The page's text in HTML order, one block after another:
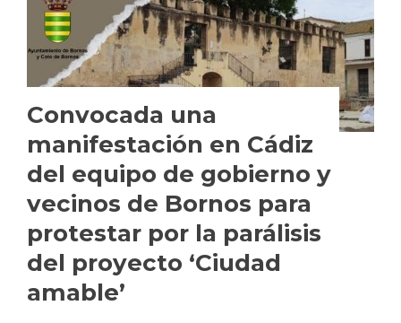
Convocada una
manifestación en Cádiz
del equipo de gobierno y
vecinos de Bornos para
protestar por la parálisis
del proyecto ‘Ciudad
amable’